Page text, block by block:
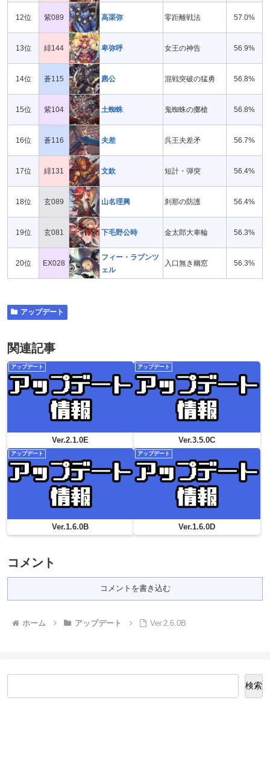
12位 紫089 高渠弥 零距離戦法 57.0%
13位 緋144 卑弥呼 女王の神告 56.9%
14位 蒼115 麃公 混戦突破の猛勇 56.8%
15位 紫104 土蜘蛛 鬼蜘蛛の擲槍 56.8%
16位 蒼116 夫差 呉王夫差矛 56.7%
17位 緋131 文欽 短計・弾突 56.4%
18位 玄089 山名理興 刹那の防護 56.4%
19位 玄081 下毛野公時 金太郎大車輪 56.3%
20位 EX028
フィー・ラプンツ
ェル
入口無き幽窓 56.3%
アップデート
関連記事
アップデート
Ver.2.1.0E
アップデート
Ver.3.5.0C
アップデート
Ver.1.6.0B
アップデート
Ver.1.6.0D
コメント
コメントを書き込む
ホーム アップデート Ver.2.6.0B
検索